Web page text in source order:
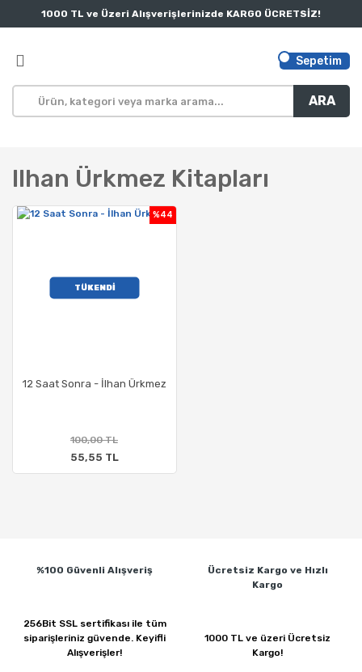
1000 TL ve Üzeri Alışverişlerinizde KARGO ÜCRETSİZ!
ARA
Sepetim
Ilhan Ürkmez Kitapları
TÜKENDİ
12 Saat Sonra - İlhan Ürkmez
%44
100,00 TL
55,55 TL
%100 Güvenli Alışveriş
256Bit SSL sertifikası ile tüm
siparişleriniz güvende. Keyifli
Alışverişler!
Ücretsiz Kargo ve Hızlı
Kargo
1000 TL ve üzeri Ücretsiz
Kargo!